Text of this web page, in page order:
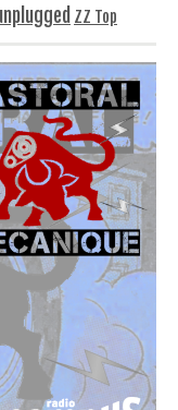
ZZ Top